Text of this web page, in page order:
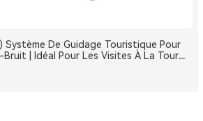
Système De Guidage Touristique Pour
Bruit | Idéal Pour Les Visites À La Tour
Et Les Monuments De France